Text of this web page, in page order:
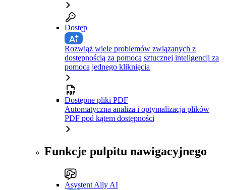
Dostęp
Rozwiąż wiele problemów związanych z
dostępnością za pomocą sztucznej inteligencji za
pomocą jednego kliknięcia
Dostępne pliki PDF
Automatyczna analiza i optymalizacja plików
PDF pod kątem dostępności
Funkcje pulpitu nawigacyjnego
Asystent Ally AI